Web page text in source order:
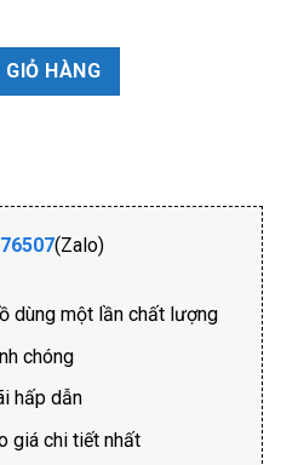
HÀNG
(Zalo)
dùng một lần chất lượng
chóng
hấp dẫn
giá chi tiết nhất